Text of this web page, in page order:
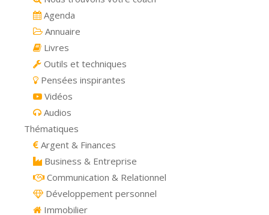
Agenda
Annuaire
Livres
Outils et techniques
Pensées inspirantes
Vidéos
Audios
Thématiques
Argent & Finances
Business & Entreprise
Communication & Relationnel
Développement personnel
Immobilier